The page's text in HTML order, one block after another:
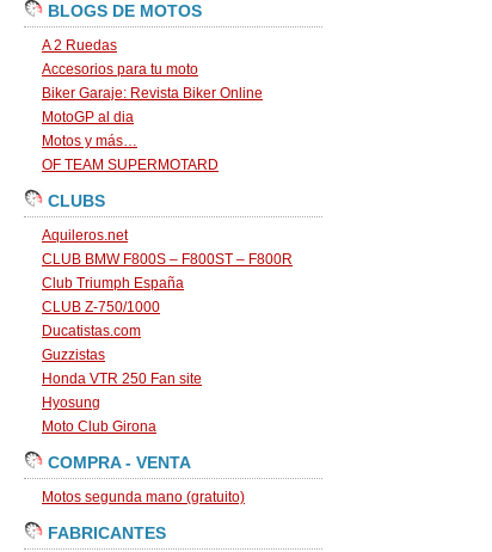
BLOGS DE MOTOS
A 2 Ruedas
Accesorios para tu moto
Biker Garaje: Revista Biker Online
MotoGP al dia
Motos y más…
OF TEAM SUPERMOTARD
CLUBS
Aquileros.net
CLUB BMW F800S – F800ST – F800R
Club Triumph España
CLUB Z-750/1000
Ducatistas.com
Guzzistas
Honda VTR 250 Fan site
Hyosung
Moto Club Girona
COMPRA - VENTA
Motos segunda mano (gratuito)
FABRICANTES